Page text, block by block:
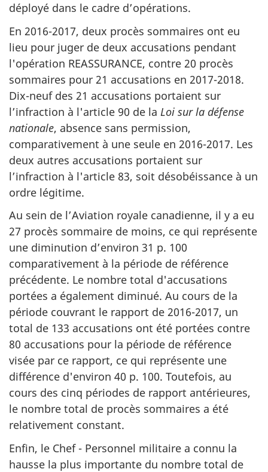
déployé dans le cadre d’opérations.
En 2016-2017, deux procès sommaires ont eu
lieu pour juger de deux accusations pendant
l'opération REASSURANCE, contre 20 procès
sommaires pour 21 accusations en 2017-2018.
Dix-neuf des 21 accusations portaient sur
l’infraction à l'article 90 de la Loi sur la défense
nationale, absence sans permission,
comparativement à une seule en 2016-2017. Les
deux autres accusations portaient sur
l’infraction à l'article 83, soit désobéissance à un
ordre légitime.
Au sein de l’Aviation royale canadienne, il y a eu
27 procès sommaire de moins, ce qui représente
une diminution d’environ 31 p. 100
comparativement à la période de référence
précédente. Le nombre total d'accusations
portées a également diminué. Au cours de la
période couvrant le rapport de 2016-2017, un
total de 133 accusations ont été portées contre
80 accusations pour la période de référence
visée par ce rapport, ce qui représente une
différence d'environ 40 p. 100. Toutefois, au
cours des cinq périodes de rapport antérieures,
le nombre total de procès sommaires a été
relativement constant.
Enfin, le Chef - Personnel militaire a connu la
hausse la plus importante du nombre total de